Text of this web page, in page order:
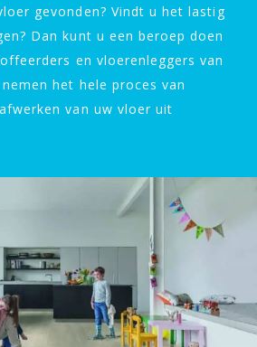
gevonden? Vindt u het lastig
Dan kunt u een beroep doen
en vloerenleggers van
het hele proces van
van uw vloer uit